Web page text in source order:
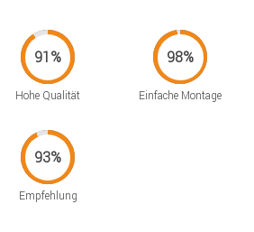
Hohe Qualität Einfache Montage
Empfehlung